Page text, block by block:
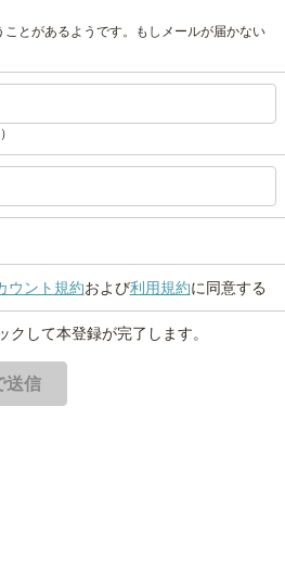
とがあるようです。もしメールが届かない
ウント規約および利用規約に同意する
して本登録が完了します。